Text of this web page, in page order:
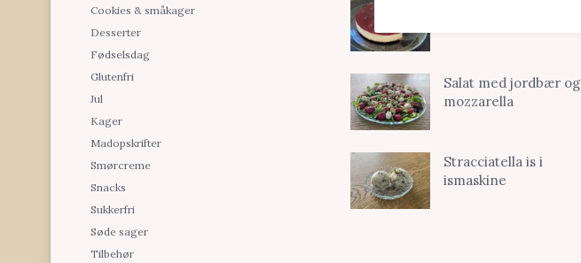
Cookies & småkager
Desserter
Fødselsdag
Glutenfri
Jul
Kager
Madopskrifter
Smørcreme
Snacks
Sukkerfri
Søde sager
Tilbehør
Salat med jordbær og
mozzarella
Stracciatella is i
ismaskine